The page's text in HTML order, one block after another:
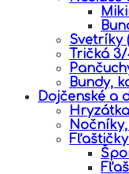
Svetríky
Tričká
Bundy,
Dojčenské a